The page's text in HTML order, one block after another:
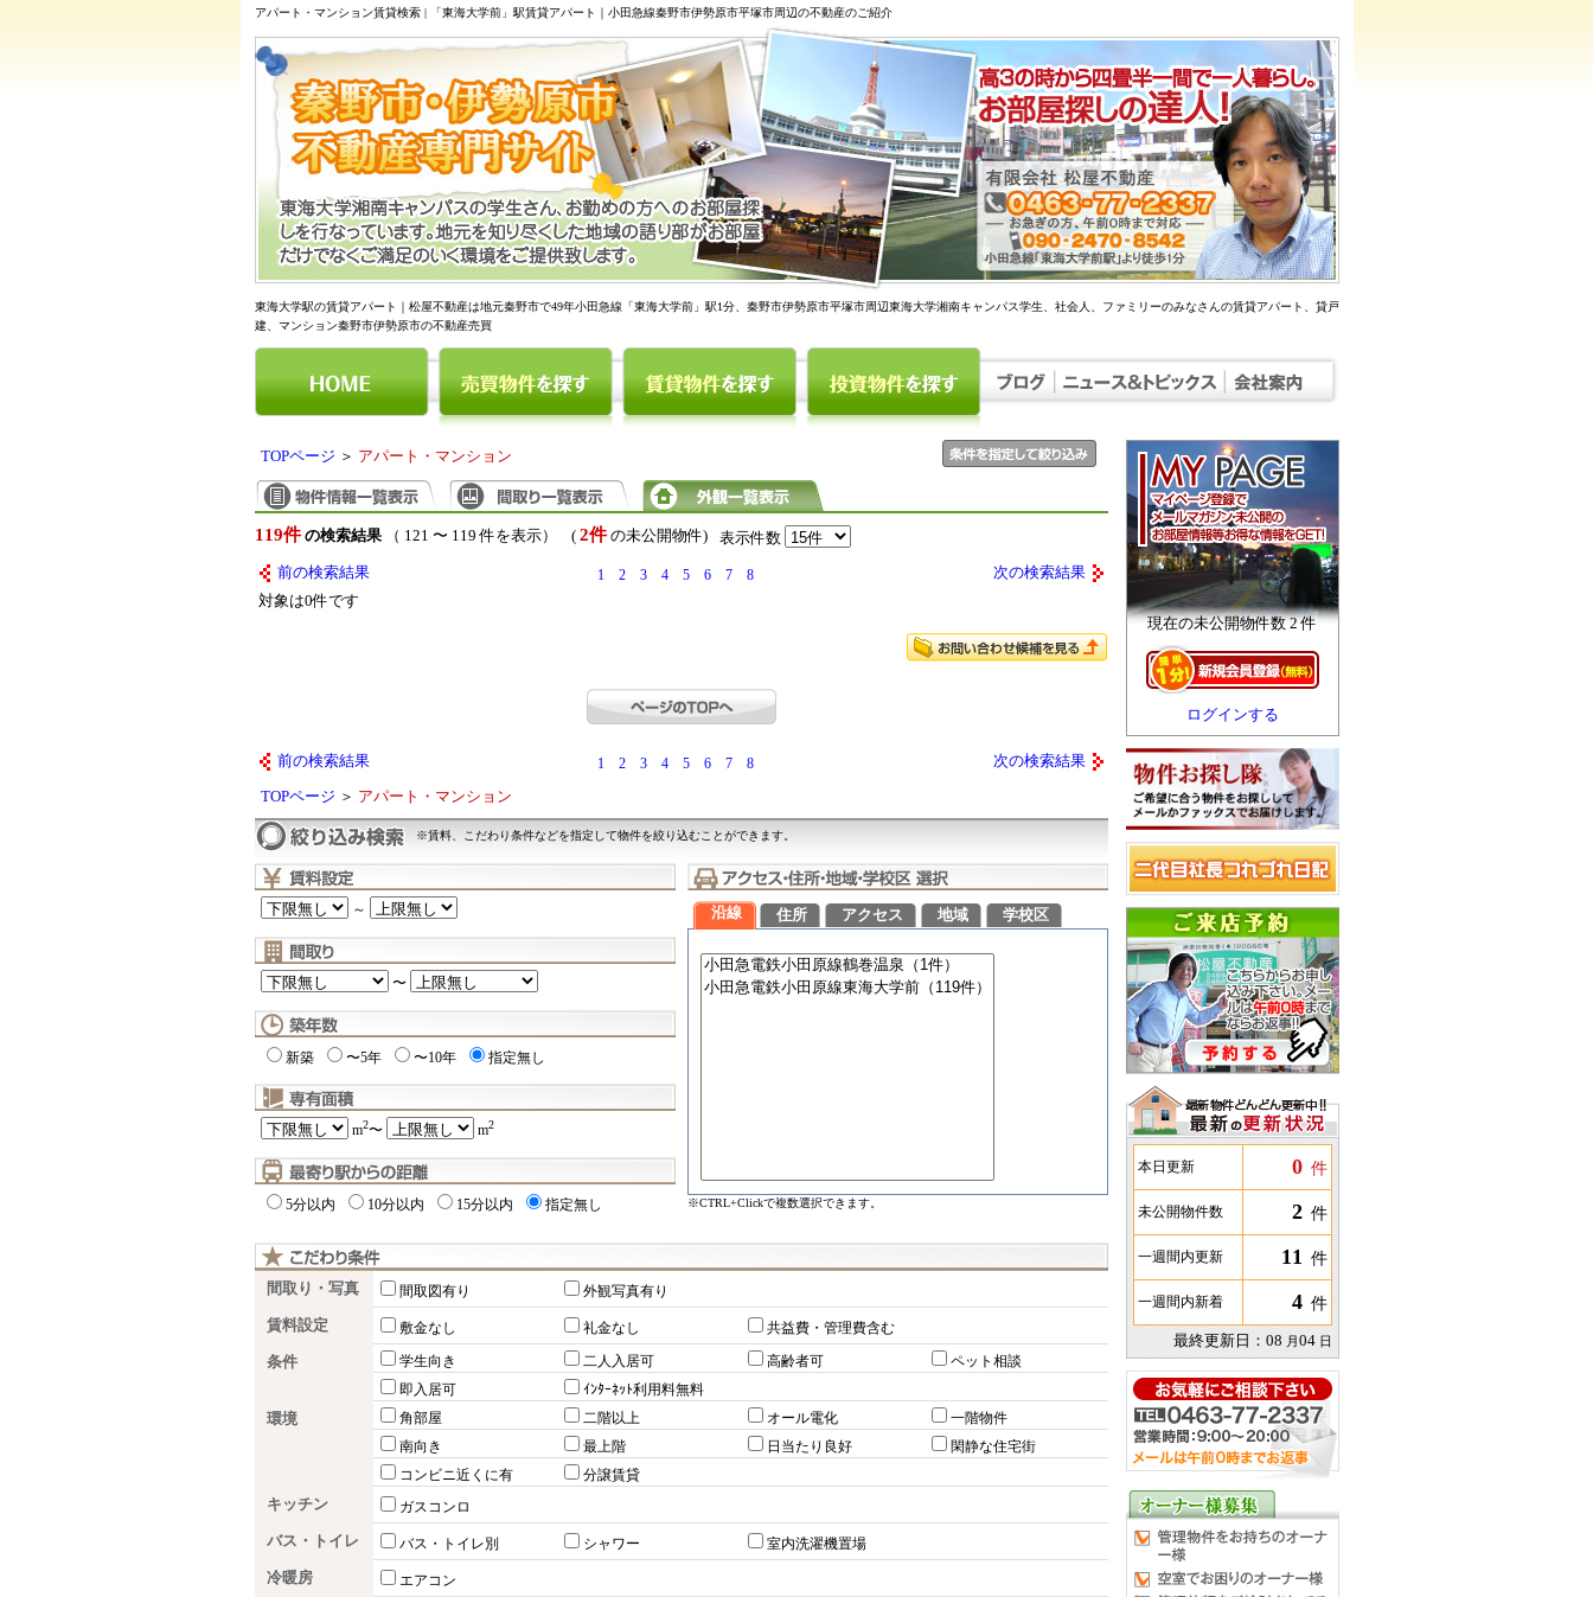
アパート・マンション賃貸検索 | 「東海大学前」駅賃貸アパート｜小田急線秦野市伊勢原市平塚市周辺の不動産のご紹介
東海大学駅の賃貸アパート｜松屋不動産は地元秦野市で49年小田急線「東海大学前」駅1分、秦野市伊勢原市平塚市周辺東海大学湘南キャンパス学生、社会人、ファミリーのみなさんの賃貸アパート、貸戸
建、マンション秦野市伊勢原市の不動産売買
現在の未公開物件数 2 件
ログインする
本日更新 0 件
未公開物件数 2 件
一週間内更新 11 件
一週間内新着 4 件
最終更新日：08 月04 日
TOPページ ＞ アパート・マンション
119件 の検索結果（ 121 〜 119 件を表示） ( 2件の未公開物件) 表示件数
前の検索結果 1 2 3 4 5 6 7 8
次の検索結果
対象は0件です
前の検索結果 1 2 3 4 5 6 7 8 次の検索結果
TOPページ ＞ アパート・マンション
※賃料、こだわり条件などを指定して物件を絞り込むことができます。
～
〜
新築 〜5年 〜10年 指定無し
m2〜 m2
5分以内 10分以内 15分以内 指定無し
沿線 住所 アクセス 地域 学校区
※CTRL+Clickで複数選択できます。
間取り・写真 間取図有り 外観写真有り
賃料設定 敷金なし 礼金なし 共益費・管理費含む
条件 学生向き 二人入居可 高齢者可
ペット相談
即入居可
ｲﾝﾀｰﾈｯﾄ利用料無料
環境 角部屋 二階以上 オール電化
一階物件
南向き
最上階 日当たり良好
閑静な住宅街
コンビニ近くに有
分譲賃貸
キッチン ガスコンロ
バス・トイレ バス・トイレ別 シャワー 室内洗濯機置場
冷暖房 エアコン